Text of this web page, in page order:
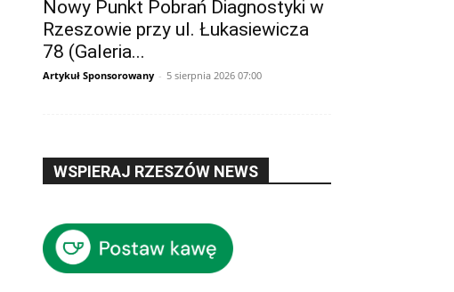
Nowy Punkt Pobrań Diagnostyki w
Rzeszowie przy ul. Łukasiewicza
78 (Galeria...
Artykuł Sponsorowany - 5 sierpnia 2026 07:00
WSPIERAJ RZESZÓW NEWS